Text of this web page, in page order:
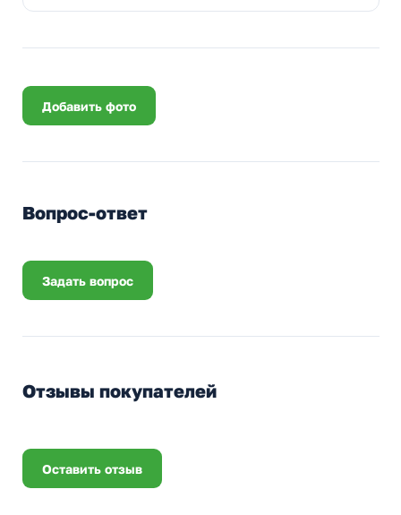
Добавить фото
Вопрос-ответ
Задать вопрос
Отзывы покупателей
Оставить отзыв